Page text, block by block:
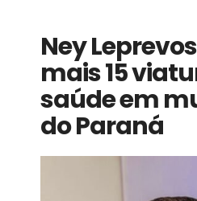
Ney
mais 15
saúde em
do Paraná